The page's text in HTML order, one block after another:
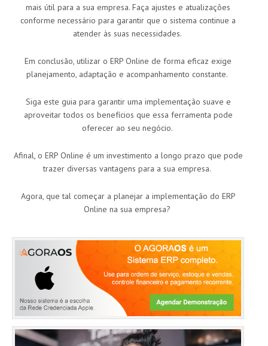
mais útil para a sua empresa. Faça ajustes e atualizações
conforme necessário para garantir que o sistema continue a
atender às suas necessidades.
Em conclusão, utilizar o ERP Online de forma eficaz exige
planejamento, adaptação e acompanhamento constante.
Siga este guia para garantir uma implementação suave e
aproveitar todos os benefícios que essa ferramenta pode
oferecer ao seu negócio.
Afinal, o ERP Online é um investimento a longo prazo que pode
trazer diversas vantagens para a sua empresa.
Agora, que tal começar a planejar a implementação do ERP
Online na sua empresa?